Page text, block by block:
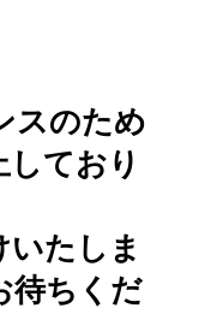
スのため
ており
いたしま
待ちくだ